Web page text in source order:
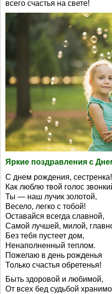
всего счастья на свете!
Яркие поздравления с
С днем рождения, сестренка!
Как люблю твой голос
Ты — наш лучик золотой,
Весело, легко с тобой!
Оставайся всегда славной,
Самой лучшей, милой,
Без тебя пустеет дом,
Ненаполненный теплом.
Пожелаю в день рожденья
Только счастья обретенья!
Быть здоровой и любимой,
От всех бед судьбой